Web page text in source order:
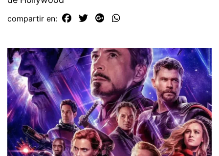
compartir en: